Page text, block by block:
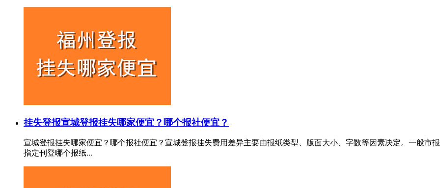
挂失登报宣城登报挂失哪家便宜？哪个报社便宜？
宣城登报挂失哪家便宜？哪个报社便宜？宣城登报挂失费用差异主要由报纸类型、版面大小、字数等因素决定。一般市
指定刊登哪个报纸...